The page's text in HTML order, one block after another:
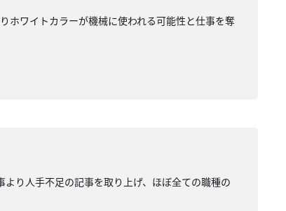
ホワイトカラーが機械に使われる可能性と仕事を奪
り人手不足の記事を取り上げ、ほぼ全ての職種の